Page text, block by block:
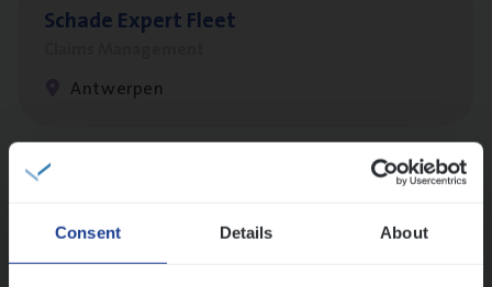
Consent Details About
Scha­de Expert Fleet
Antwerpen
People Management, Sales Management
Antwerpen